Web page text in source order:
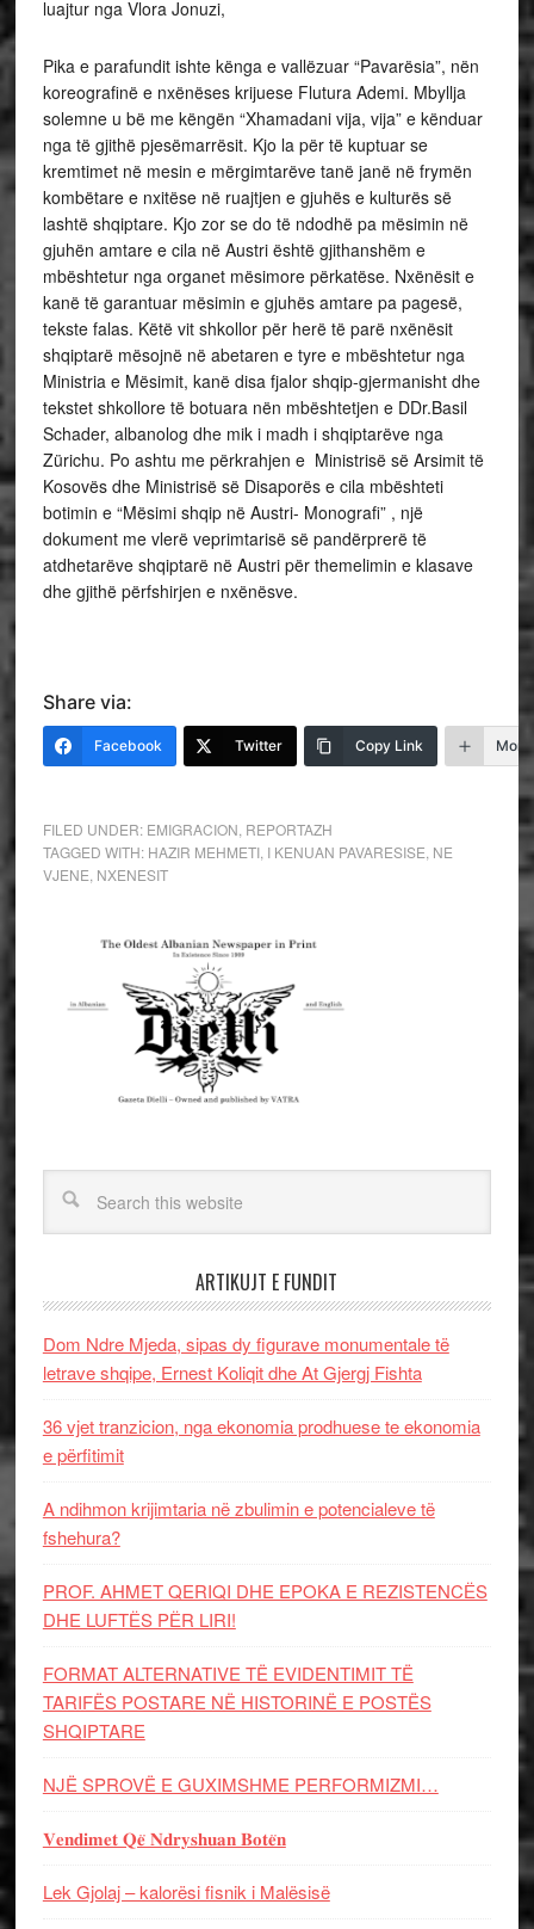
luajtur nga Vlora Jonuzi,
Pika e parafundit ishte kënga e vallëzuar “Pavarësia”, nën
koreografinë e nxënëses krijuese Flutura Ademi. Mbyllja
solemne u bë me këngën “Xhamadani vija, vija” e kënduar
nga të gjithë pjesëmarrësit. Kjo la për të kuptuar se
kremtimet në mesin e mërgimtarëve tanë janë në frymën
kombëtare e nxitëse në ruajtjen e gjuhës e kulturës së
lashtë shqiptare. Kjo zor se do të ndodhë pa mësimin në
gjuhën amtare e cila në Austri është gjithanshëm e
mbështetur nga organet mësimore përkatëse. Nxënësit e
kanë të garantuar mësimin e gjuhës amtare pa pagesë,
tekste falas. Këtë vit shkollor për herë të parë nxënësit
shqiptarë mësojnë në abetaren e tyre e mbështetur nga
Ministria e Mësimit, kanë disa fjalor shqip-gjermanisht dhe
tekstet shkollore të botuara nën mbështetjen e DDr.Basil
Schader, albanolog dhe mik i madh i shqiptarëve nga
Zürichu. Po ashtu me përkrahjen e Ministrisë së Arsimit të
Kosovës dhe Ministrisë së Disaporës e cila mbështeti
botimin e “Mësimi shqip në Austri- Monografi” , një
dokument me vlerë veprimtarisë së pandërprerë të
atdhetarëve shqiptarë në Austri për themelimin e klasave
dhe gjithë përfshirjen e nxënësve.
Share via:
Facebook Twitter Copy Link More
FILED UNDER: EMIGRACION REPORTAZH
TAGGED WITH: HAZIR MEHMETI, I KENUAN PAVARESISE NE
VJENE NXENESIT
ARTIKUJT E FUNDIT
Dom Ndre Mjeda, sipas dy figurave monumentale të
letrave shqipe, Ernest Koliqit dhe At Gjergj Fishta
36 vjet tranzicion, nga ekonomia prodhuese te ekonomia
e përfitimit
A ndihmon krijimtaria në zbulimin e potencialeve të
fshehura?
PROF. AHMET QERIQI DHE EPOKA E REZISTENCЁS
DHE LUFTЁS PЁR LIRI!
FORMAT ALTERNATIVE TË EVIDENTIMIT TË
TARIFËS POSTARE NË HISTORINË E POSTËS
SHQIPTARE
NJË SPROVË E GUXIMSHME PERFORMIZMI…
𝐕𝐞𝐧𝐝𝐢𝐦𝐞𝐭 𝐐𝐞̈ 𝐍𝐝𝐫𝐲𝐬𝐡𝐮𝐚𝐧 𝐁𝐨𝐭𝐞̈𝐧
Lek Gjolaj – kalorësi fisnik i Malësisë